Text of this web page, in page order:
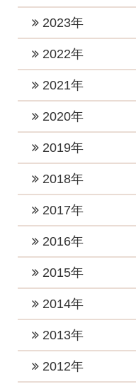
2026年5月 (1)
2026年4月 (1)
2026年3月 (1)
2026年2月 (1)
2025年9月 (1)
2025年8月 (1)
2025年6月 (2)
2025年5月 (1)
2025年2月 (2)
2025年1月 (2)
2024年12月 (2)
2024年10月 (1)
2024年9月 (2)
2024年8月 (1)
2024年6月 (3)
2024年4月 (2)
2024年3月 (2)
2024年2月 (1)
2023年
2023年12月 (1)
2023年8月 (2)
2023年7月 (2)
2023年5月 (1)
2023年4月 (2)
2023年2月 (2)
2023年1月 (5)
2022年
2022年12月 (1)
2022年10月 (1)
2022年8月 (1)
2022年7月 (4)
2022年6月 (1)
2022年4月 (1)
2022年3月 (1)
2022年2月 (2)
2022年1月 (2)
2021年
2021年11月 (4)
2021年8月 (2)
2021年7月 (1)
2021年6月 (4)
2021年5月 (1)
2021年2月 (2)
2021年1月 (3)
2020年
2020年12月 (2)
2020年10月 (2)
2020年8月 (3)
2020年7月 (2)
2020年5月 (2)
2020年3月 (4)
2020年2月 (1)
2020年1月 (4)
2019年
2019年12月 (2)
2019年10月 (3)
2019年7月 (3)
2019年5月 (1)
2019年4月 (2)
2019年2月 (4)
2019年1月 (3)
2018年
2018年12月 (2)
2018年10月 (1)
2018年8月 (3)
2018年7月 (1)
2018年6月 (2)
2018年4月 (2)
2017年
2017年12月 (3)
2017年10月 (4)
2017年9月 (4)
2017年8月 (3)
2017年7月 (6)
2016年
2016年12月 (4)
2016年10月 (4)
2016年9月 (3)
2016年8月 (3)
2015年
2015年12月 (2)
2015年10月 (1)
2015年9月 (1)
2014年
2014年12月 (2)
2014年4月 (1)
2013年
2013年11月 (1)
2012年